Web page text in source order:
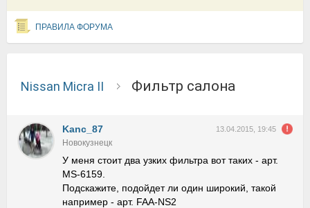
ПРАВИЛА ФОРУМА
Nissan Micra II Фильтр салона
Kanc_87 13.04.2015, 19:45
Новокузнецк
У меня стоит два узких фильтра вот таких - арт.
MS-6159.
Подскажите, подойдет ли один широкий, такой
например - арт. FAA-NS2